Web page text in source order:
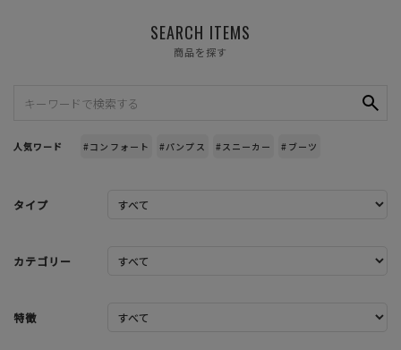
SEARCH ITEMS
商品を探す
人気ワード #コンフォート #パンプス #スニーカー #ブーツ
タイプ
カテゴリー
特徴